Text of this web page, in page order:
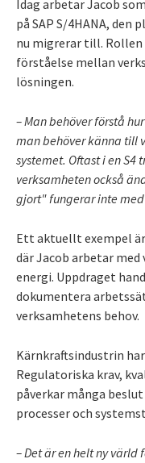
Idag arbetar Jacob
på SAP S/4HANA,
nu migrerar till. Rollen
förståelse mellan
lösningen.
– Man behöver förstå
man behöver känna till
systemet. Oftast i en S4
verksamheten också
gjort" fungerar inte
Ett aktuellt exempel
där Jacob arbetar
energi. Uppdraget
dokumentera
verksamhetens behov.
Kärnkraftsindustrin
Regulatoriska krav,
påverkar många
processer och
– Det är en helt ny